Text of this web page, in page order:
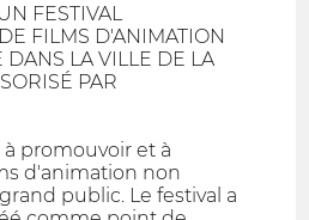
FESTIVAL
FILMS D'ANIMATION
DANS LA VILLE DE LA
PAR
promouvoir et à
d'animation non
public. Le festival a